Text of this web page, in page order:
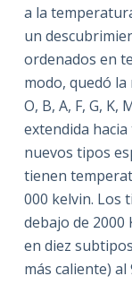
a la
un
ordenados en
modo, quedó
O, B, A, F, G,
extendida
nuevos tipos
tienen
000 kelvin. Los
debajo de 2000
en diez
más caliente) al